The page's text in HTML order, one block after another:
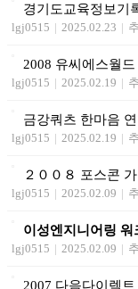
경기도교육정보기
lgj0515 | 2025.02.23 |
2008 유씨에스월
lgj0515 | 2025.02.19 |
금강쿼츠 한마음
lgj0515 | 2025.02.19 |
２００８ 포스콘
lgj0515 | 2025.02.09 |
이성엔지니어링 워
lgj0515 | 2025.02.09 |
2007 다음다이렉